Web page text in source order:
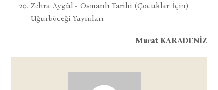
Zehra Aygül - Osmanlı Tarihi (Çocuklar İçin)
Uğurböceği Yayınları
Murat KARADENİZ